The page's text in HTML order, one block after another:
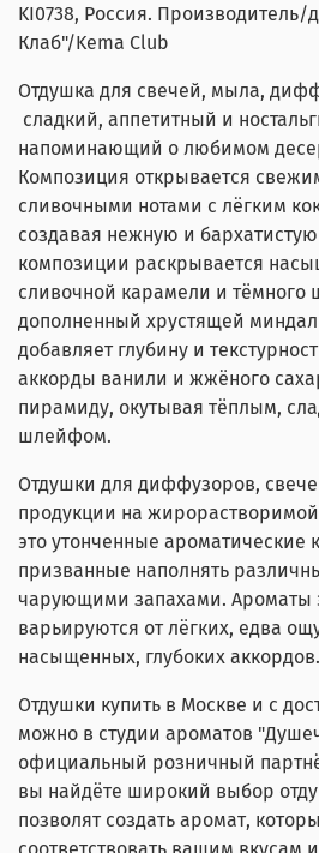
KI0738, Россия. Производитель/
Клаб"/Kema Club
Отдушка для свечей, мыла,
сладкий, аппетитный и
напоминающий о любимом
Композиция открывается
сливочными нотами с лёгким
создавая нежную и
композиции раскрывается
сливочной карамели и тёмного
дополненный хрустящей
добавляет глубину и
аккорды ванили и жжёного
пирамиду, окутывая тёплым,
шлейфом.
Отдушки для диффузоров,
продукции на
это утонченные ароматические
призванные наполнять
чарующими запахами. Ароматы
варьируются от лёгких, едва
насыщенных, глубоких аккордов.
Отдушки купить в Москве и с
можно в студии ароматов
официальный розничный
вы найдёте широкий выбор
позволят создать аромат,
соответствовать вашим вкусам